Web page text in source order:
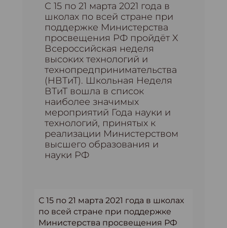
С 15 по 21 марта 2021 года в
школах по всей стране при
поддержке Министерства
просвещения РФ пройдёт X
Всероссийская неделя
высоких технологий и
технопредпринимательства
(НВТиТ). Школьная Неделя
ВТиТ вошла в список
наиболее значимых
мероприятий Года науки и
технологий, принятых к
реализации Министерством
высшего образования и
науки РФ
С 15 по 21 марта 2021 года в школах
по всей стране при поддержке
Министерства просвещения РФ